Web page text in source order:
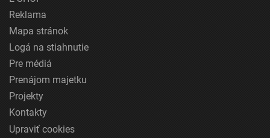
Reklama
Mapa stránok
Logá na stiahnutie
Pre médiá
Prenájom majetku
Projekty
Kontakty
Upraviť cookies